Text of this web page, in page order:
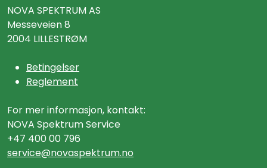
NOVA SPEKTRUM AS
Messeveien 8
2004 LILLESTRØM
Betingelser
Reglement
For mer informasjon, kontakt:
NOVA Spektrum Service
+47 400 00 796
service@novaspektrum.no